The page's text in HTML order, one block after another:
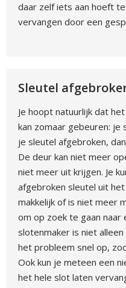
daar zelf iets aan hoeft
vervangen door een
Sleutel
Je hoopt natuurlijk dat
kan zomaar gebeuren:
je sleutel afgebroken,
De deur kan niet meer
niet meer uit krijgen. Je
afgebroken sleutel uit
makkelijk of is niet meer
om op zoek te gaan naar
slotenmaker is niet
het probleem snel op,
Ook kun je meteen een
het hele slot laten